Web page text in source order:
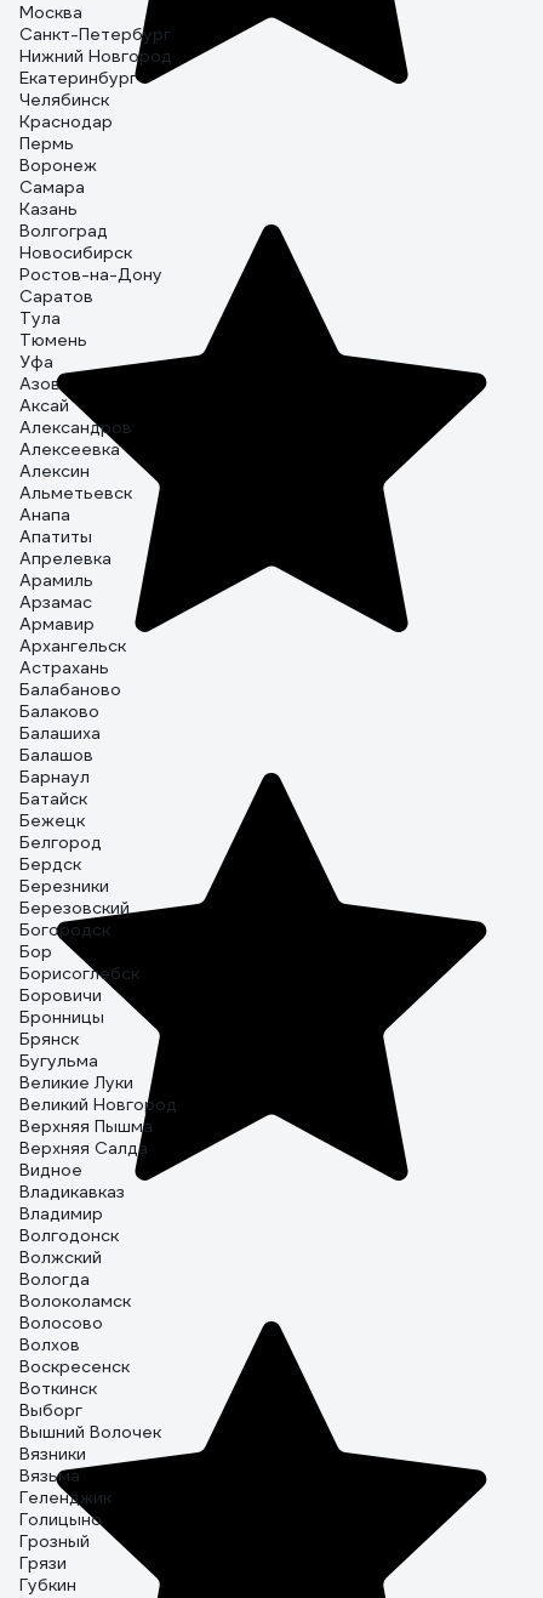
Москва
Санкт-Петербург
Нижний Новгород
Екатеринбург
Челябинск
Краснодар
Пермь
Воронеж
Самара
Казань
Волгоград
Новосибирск
Ростов-на-Дону
Саратов
Тула
Тюмень
Уфа
Азов
Аксай
Александров
Алексеевка
Алексин
Альметьевск
Анапа
Апатиты
Апрелевка
Арамиль
Арзамас
Армавир
Архангельск
Астрахань
Балабаново
Балаково
Балашиха
Балашов
Барнаул
Батайск
Бежецк
Белгород
Бердск
Березники
Березовский
Богородск
Бор
Борисоглебск
Боровичи
Бронницы
Брянск
Бугульма
Великие Луки
Великий Новгород
Верхняя Пышма
Верхняя Салда
Видное
Владикавказ
Владимир
Волгодонск
Волжский
Вологда
Волоколамск
Волосово
Волхов
Воскресенск
Воткинск
Выборг
Вышний Волочек
Вязники
Вязьма
Геленджик
Голицыно
Грозный
Грязи
Губкин